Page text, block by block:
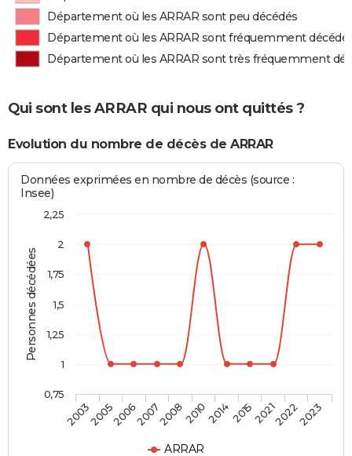
Département où les ARRAR sont peu décédés
Département où les ARRAR sont fréquemment
Département où les ARRAR sont très fréquemment
Qui sont les ARRAR qui nous ont quittés ?
Evolution du nombre de décès de ARRAR
Personnes décédées
Données exprimées en nombre de décès (source :
Insee)
ARRAR
20032005200620072008201020142015202120222023
0,75
1
1,25
1,5
1,75
2
2,25